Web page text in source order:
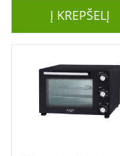
Į KREPŠELĮ